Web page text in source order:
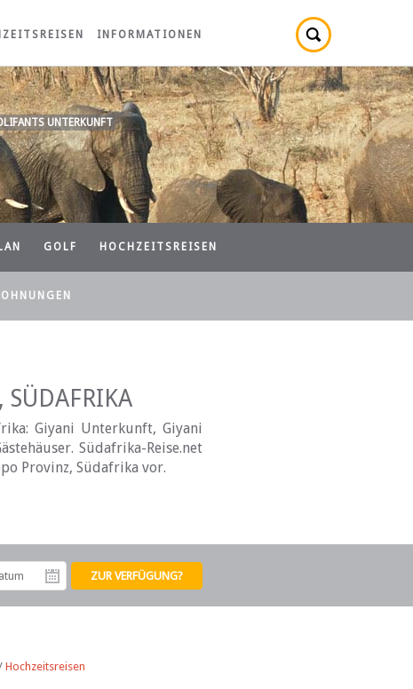
INFORMATIONEN
UNTERKUNFT
GOLF HOCHZEITSREISEN
Giyani Unterkunft, Giyani
Südafrika-Reise.net
Provinz, Südafrika vor.
Hochzeitsreisen